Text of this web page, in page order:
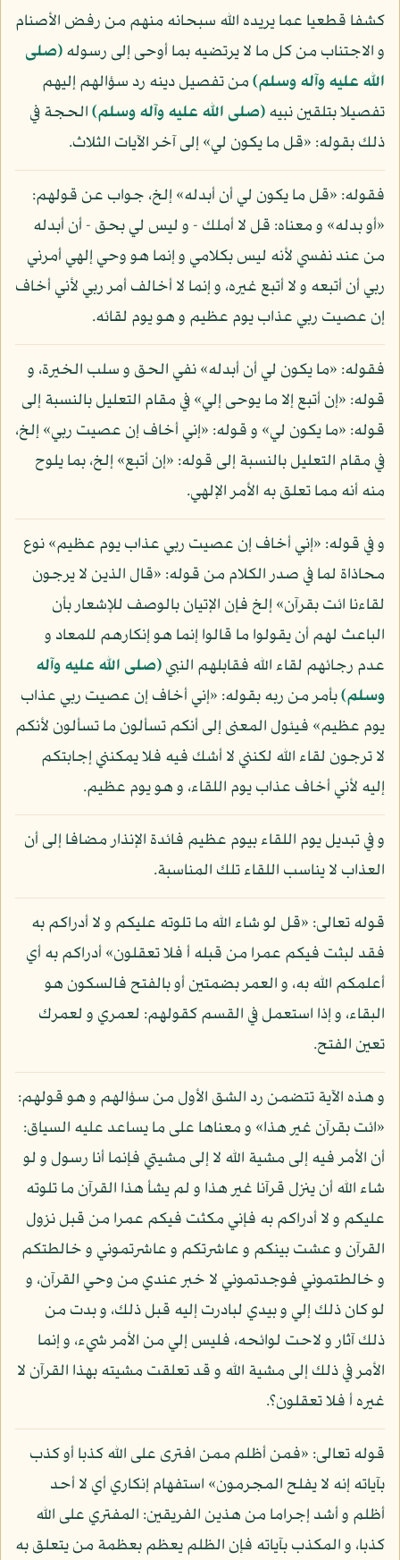
كشفا قطعيا عما يريده الله سبحانه منهم من رفض الأصنام
و الاجتناب من كل ما لا يرتضيه بما أوحى إلى رسوله(صلى
الله عليه وآله وسلم)من تفصيل دينه رد سؤالهم إليهم
تفصيلا بتلقين نبيه(صلى الله عليه وآله وسلم)الحجة في
ذلك بقوله: «قل ما يكون لي» إلى آخر الآيات الثلاث.
فقوله: «قل ما يكون لي أن أبدله» إلخ، جواب عن قولهم:
«أو بدله» و معناه: قل لا أملك - و ليس لي بحق - أن أبدله
من عند نفسي لأنه ليس بكلامي و إنما هو وحي إلهي أمرني
ربي أن أتبعه و لا أتبع غيره، و إنما لا أخالف أمر ربي لأني أخاف
إن عصيت ربي عذاب يوم عظيم و هو يوم لقائه.
فقوله: «ما يكون لي أن أبدله» نفي الحق و سلب الخيرة، و
قوله: «إن أتبع إلا ما يوحى إلي» في مقام التعليل بالنسبة إلى
قوله: «ما يكون لي» و قوله: «إني أخاف إن عصيت ربي» إلخ،
في مقام التعليل بالنسبة إلى قوله: «إن أتبع» إلخ، بما يلوح
منه أنه مما تعلق به الأمر الإلهي.
و في قوله: «إني أخاف إن عصيت ربي عذاب يوم عظيم» نوع
محاذاة لما في صدر الكلام من قوله: «قال الذين لا يرجون
لقاءنا ائت بقرآن» إلخ فإن الإتيان بالوصف للإشعار بأن
الباعث لهم أن يقولوا ما قالوا إنما هو إنكارهم للمعاد و
عدم رجائهم لقاء الله فقابلهم النبي(صلى الله عليه وآله
وسلم)بأمر من ربه بقوله: «إني أخاف إن عصيت ربي عذاب
يوم عظيم» فيئول المعنى إلى أنكم تسألون ما تسألون لأنكم
لا ترجون لقاء الله لكنني لا أشك فيه فلا يمكنني إجابتكم
إليه لأني أخاف عذاب يوم اللقاء، و هو يوم عظيم.
و في تبديل يوم اللقاء بيوم عظيم فائدة الإنذار مضافا إلى أن
العذاب لا يناسب اللقاء تلك المناسبة.
قوله تعالى: «قل لو شاء الله ما تلوته عليكم و لا أدراكم به
فقد لبثت فيكم عمرا من قبله أ فلا تعقلون» أدراكم به أي
أعلمكم الله به، و العمر بضمتين أو بالفتح فالسكون هو
البقاء، و إذا استعمل في القسم كقولهم: لعمري و لعمرك
تعين الفتح.
و هذه الآية تتضمن رد الشق الأول من سؤالهم و هو قولهم:
«ائت بقرآن غير هذا» و معناها على ما يساعد عليه السياق:
أن الأمر فيه إلى مشية الله لا إلى مشيتي فإنما أنا رسول و لو
شاء الله أن ينزل قرآنا غير هذا و لم يشأ هذا القرآن ما تلوته
عليكم و لا أدراكم به فإني مكثت فيكم عمرا من قبل نزول
القرآن و عشت بينكم و عاشرتكم و عاشرتموني و خالطتكم
و خالطتموني فوجدتموني لا خبر عندي من وحي القرآن، و
لو كان ذلك إلي و بيدي لبادرت إليه قبل ذلك، و بدت من
ذلك آثار و لاحت لوائحه، فليس إلي من الأمر شيء، و إنما
الأمر في ذلك إلى مشية الله و قد تعلقت مشيته بهذا القرآن لا
غيره أ فلا تعقلون؟.
قوله تعالى: «فمن أظلم ممن افترى على الله كذبا أو كذب
بآياته إنه لا يفلح المجرمون» استفهام إنكاري أي لا أحد
أظلم و أشد إجراما من هذين الفريقين: المفتري على الله
كذبا، و المكذب بآياته فإن الظلم يعظم بعظمة من يتعلق به